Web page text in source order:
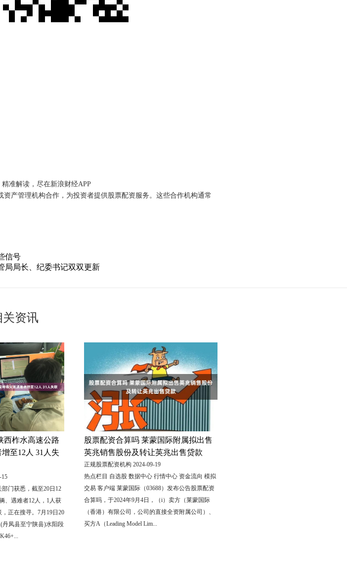
准解读，尽在新浪财经APP
产管理机构合作，为投资者提供股票配资服务。这些合作机构通常
信号
局局长、纪委书记双双更新
关资讯
西柞水高速公路
至12人 31人失
15
门获悉，截至20日12
、遇难者12人，1人获
正在搜寻。7月19日20
丹凤县至宁陕县)水阳段
股票配资合算吗 莱蒙国际附属拟出售
英兆销售股份及转让英兆出售贷款
正规股票配资机构 2024-09-19
热点栏目 自选股 数据中心 行情中心 资金流向 模拟
交易 客户端 莱蒙国际（03688）发布公告股票配资
合算吗，于2024年9月4日，（i）卖方（莱蒙国际
（香港）有限公司，公司的直接全资附属公司）、
买方A（Leading Model Lim...